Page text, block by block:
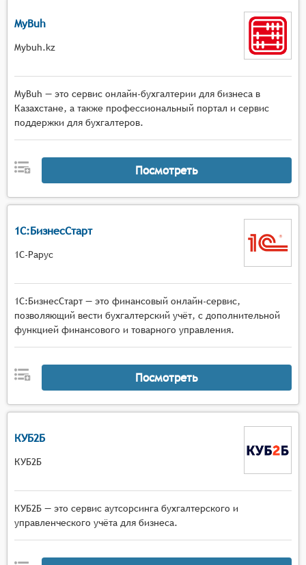
MyBuh
Mybuh.kz
MyBuh — это сервис онлайн-бухгалтерии для бизнеса в
Казахстане, а также профессиональный портал и сервис
поддержки для бухгалтеров.
Посмотреть
1С:БизнесСтарт
1С-Рарус
1С:БизнесСтарт — это финансовый онлайн-сервис,
позволяющий вести бухгалтерский учёт, с дополнительной
функцией финансового и товарного управления.
Посмотреть
КУБ2Б
КУБ2Б
КУБ2Б — это сервис аутсорсинга бухгалтерского и
управленческого учёта для бизнеса.